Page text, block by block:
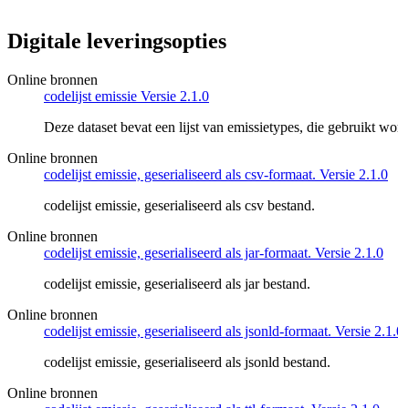
Digitale leveringsopties
Online bronnen
codelijst emissie Versie 2.1.0
Deze dataset bevat een lijst van emissietypes, die gebruikt
Online bronnen
codelijst emissie, geserialiseerd als csv-formaat. Versie 2.1.0
codelijst emissie, geserialiseerd als csv bestand.
Online bronnen
codelijst emissie, geserialiseerd als jar-formaat. Versie 2.1.0
codelijst emissie, geserialiseerd als jar bestand.
Online bronnen
codelijst emissie, geserialiseerd als jsonld-formaat. Versie
codelijst emissie, geserialiseerd als jsonld bestand.
Online bronnen